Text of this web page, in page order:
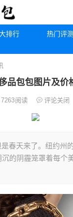
排行 热门评测
品包包图片及价
7263阅读 评论关闭
春天来了。纽约州
的阴霾笼罩着每个